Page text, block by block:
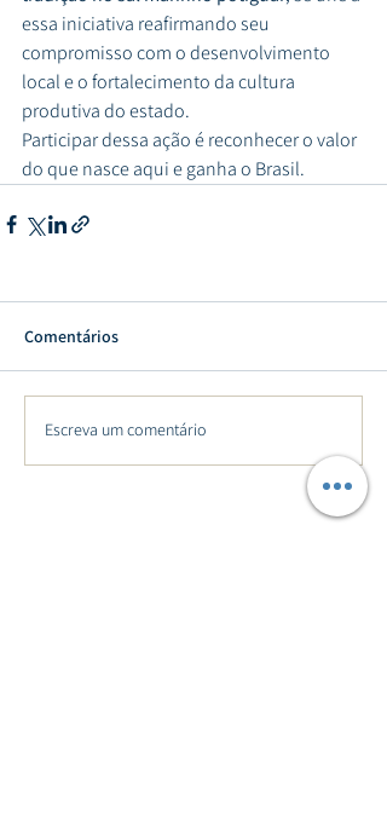
essa iniciativa reafirmando seu
compromisso com o desenvolvimento
local e o fortalecimento da cultura
produtiva do estado.
Participar dessa ação é reconhecer o valor
do que nasce aqui e ganha o Brasil.
Comentários
Escreva um comentário